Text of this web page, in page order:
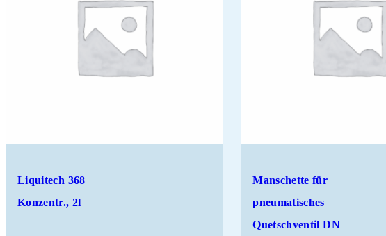
Liquitech 368
Konzentr., 2l
Manschette für
pneumatisches
Quetschventil DN